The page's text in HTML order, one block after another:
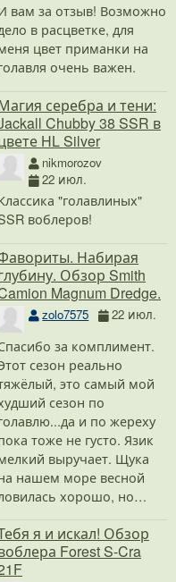
вам за отзыв! Возможно
в расцветке, для
цвет приманки на
очень важен.
серебра и тени:
Chubby 38 SSR в
HL Silver
nikmorozov
22 июл.
"голавлиных"
воблеров!
Набирая
Обзор Smith
Magnum Dredge.
zolo7575 22 июл.
за комплимент.
сезон реально
это самый мой
сезон по
и по жереху
тоже не густо. Язик
выручает. Щука
нашем море весной
хорошо, но…
я и искал! Обзор
Forest S-Cra